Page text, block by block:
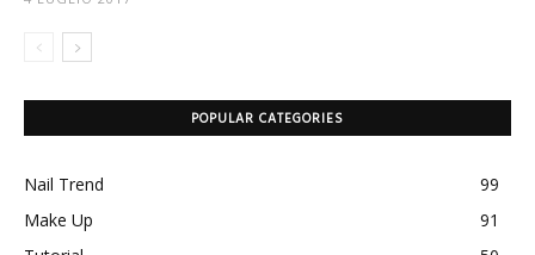
POPULAR CATEGORIES
Nail Trend
99
Make Up
91